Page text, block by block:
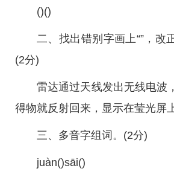
()()
二、找出错别字画上“”，改
(2分)
雷达通过天线发出无线电波
得物就反射回来，显示在莹光屏
三、多音字组词。(2分)
juàn()sāi()